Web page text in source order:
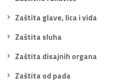
Zaštita glave, lica i vida
Zaštita sluha
Zaštita disajnih organa
Zaštita od pada